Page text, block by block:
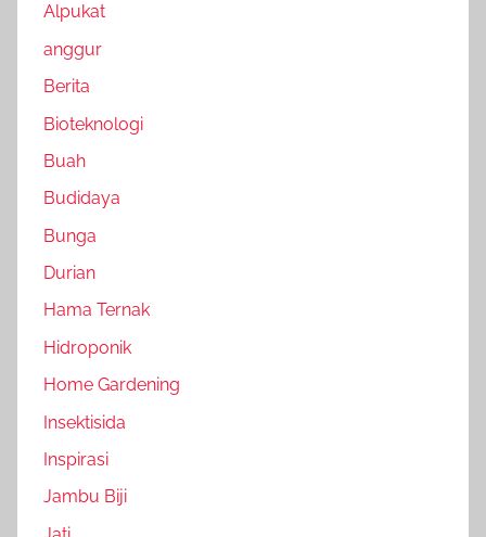
Alpukat
anggur
Berita
Bioteknologi
Buah
Budidaya
Bunga
Durian
Hama Ternak
Hidroponik
Home Gardening
Insektisida
Inspirasi
Jambu Biji